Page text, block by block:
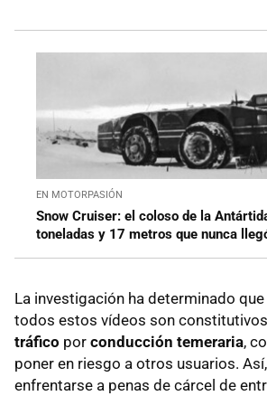
EN MOTORPASIÓN
Snow Cruiser: el coloso de la
toneladas y 17 metros que nunca
La investigación ha determinado
todos estos vídeos son
tráfico por conducción temeraria,
poner en riesgo a otros usuarios.
enfrentarse a penas de cárcel de